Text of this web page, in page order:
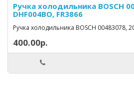
Ручка холодильника BOSCH
DHF004BO, FR3866
Ручка холодильника BOSCH 00483078,
400.00р.